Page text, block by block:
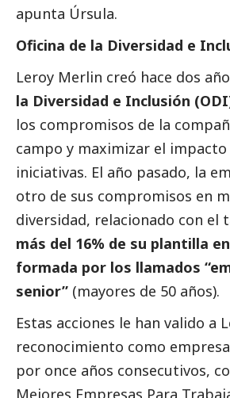
apunta Úrsula.
Oficina de la Diversidad e
Leroy Merlin creó hace dos
la Diversidad e Inclusión
los compromisos de la
campo y maximizar el impacto
iniciativas. El año pasado, la
otro de sus compromisos en
diversidad, relacionado con el
más del 16% de su plantilla
formada por los llamados
senior” (mayores de 50 años).
Estas acciones le han valido a
reconocimiento como
por once años consecutivos,
Mejores Empresas Para